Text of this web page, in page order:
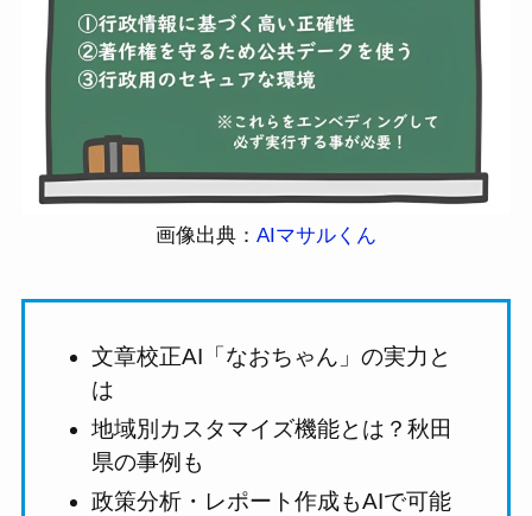
画像出典： AIマサルくん
文章校正AI「なおちゃん」の実力と
は
地域別カスタマイズ機能とは？秋田
県の事例も
政策分析・レポート作成もAIで可能